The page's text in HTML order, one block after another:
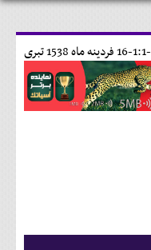
16 فردينه ماه 1538 تبری